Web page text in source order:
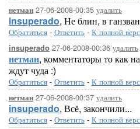
нетман 27-06-2008-00:35 удалить
insuperado, Не блин, в
Обратиться - Ответить - К полной
insuperado 27-06-2008-00:36 удалить
нетман, комментаторы то как
ждут чуда :)
Обратиться - Ответить - К полной
нетман 27-06-2008-00:37 удалить
insuperado, Всё, закончили...
Обратиться - Ответить - К полной